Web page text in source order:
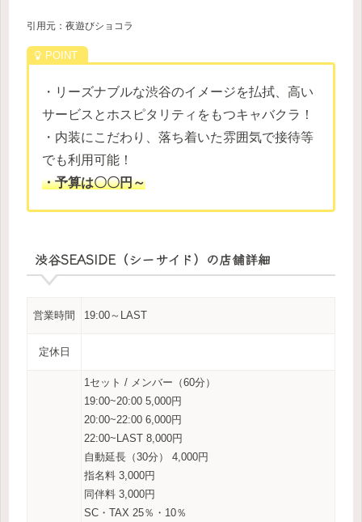
引用元：夜遊びショコラ
・リーズナブルな渋谷のイメージを払拭、高い
サービスとホスピタリティをもつキャバクラ！
・内装にこだわり、落ち着いた雰囲気で接待等
でも利用可能！
・予算は〇〇円～
渋谷SEASIDE（シーサイド）の店舗詳細
営業時間 19:00～LAST
定休日
1セット / メンバー（60分）
19:00~20:00 5,000円
20:00~22:00 6,000円
22:00~LAST 8,000円
自動延長（30分） 4,000円
指名料 3,000円
同伴料 3,000円
SC・TAX 25％・10％